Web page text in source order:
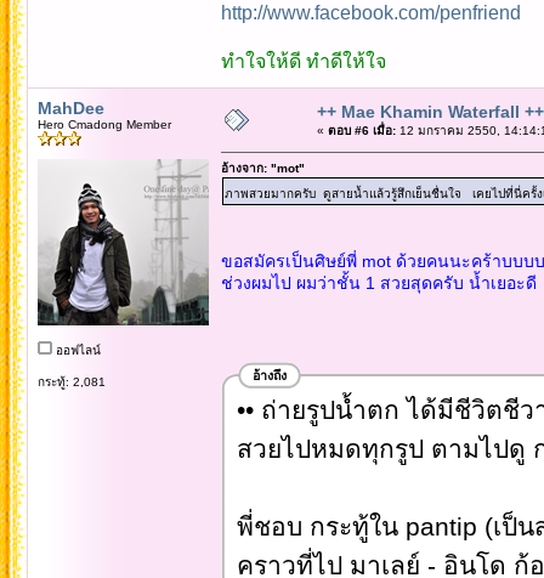
http://www.facebook.com/penfriend
ทำใจให้ดี ทำดีให้ใจ
MahDee
Hero Cmadong Member
ออฟไลน์
กระทู้: 2,081
++ Mae Khamin Waterfall ++
« ตอบ #6 เมื่อ:12 มกราคม 2550,
อ้างจาก: "mot"
ภาพสวยมากครับ ดูสายน้ำแล้วรู้สึกเย็นชื่นใจ เคยไปที่นี่ค
ขอสมัครเป็นศิษย์พี่ mot ด้วยคนนะคร้าบบบ
ช่วงผมไป ผมว่าชั้น 1 สวยสุดครับ น้ำเยอะดี
อ้างถึง
•• ถ่ายรูปน้ำตก ได้มีชีวิตชีว
สวยไปหมดทุกรูป ตามไปดู
พี่ชอบ กระทู้ใน pantip (เป็
คราวที่ไป มาเลย์ - อินโด ก้